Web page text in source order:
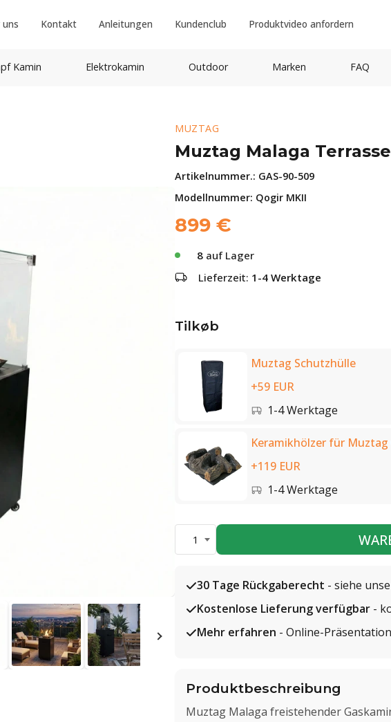
uns Kontakt Anleitungen Kundenclub Produktvideo anfordern
Kamin Elektrokamin Outdoor Marken FAQ
MUZTAG
Muztag Malaga
Artikelnummer.: GAS-90-509
Modellnummer: Qogir MKII
899 €
8 auf Lager
Lieferzeit: 1-4 Werktage
Tilkøb
Muztag Schutzhülle
+59 EUR
1-4 Werktage
Keramikhölzer für Muztag
+119 EUR
1-4 Werktage
1
30 Tage Rückgaberecht - siehe
Kostenlose Lieferung verfügbar -
Mehr erfahren - Online-
Produktbeschreibung
Muztag Malaga freistehender